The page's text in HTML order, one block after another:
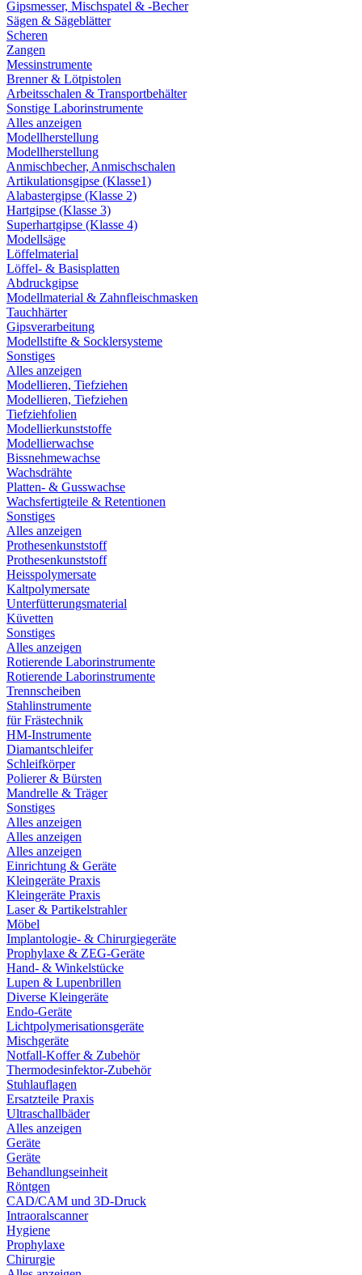
Gipsmesser, Mischspatel & -Becher
Sägen & Sägeblätter
Scheren
Zangen
Messinstrumente
Brenner & Lötpistolen
Arbeitsschalen & Transportbehälter
Sonstige Laborinstrumente
Alles anzeigen
Modellherstellung
Modellherstellung
Anmischbecher, Anmischschalen
Artikulationsgipse (Klasse1)
Alabastergipse (Klasse 2)
Hartgipse (Klasse 3)
Superhartgipse (Klasse 4)
Modellsäge
Löffelmaterial
Löffel- & Basisplatten
Abdruckgipse
Modellmaterial & Zahnfleischmasken
Tauchhärter
Gipsverarbeitung
Modellstifte & Socklersysteme
Sonstiges
Alles anzeigen
Modellieren, Tiefziehen
Modellieren, Tiefziehen
Tiefziehfolien
Modellierkunststoffe
Modellierwachse
Bissnehmewachse
Wachsdrähte
Platten- & Gusswachse
Wachsfertigteile & Retentionen
Sonstiges
Alles anzeigen
Prothesenkunststoff
Prothesenkunststoff
Heisspolymersate
Kaltpolymersate
Unterfütterungsmaterial
Küvetten
Sonstiges
Alles anzeigen
Rotierende Laborinstrumente
Rotierende Laborinstrumente
Trennscheiben
Stahlinstrumente
für Frästechnik
HM-Instrumente
Diamantschleifer
Schleifkörper
Polierer & Bürsten
Mandrelle & Träger
Sonstiges
Alles anzeigen
Alles anzeigen
Alles anzeigen
Einrichtung & Geräte
Kleingeräte Praxis
Kleingeräte Praxis
Laser & Partikelstrahler
Möbel
Implantologie- & Chirurgiegeräte
Prophylaxe & ZEG-Geräte
Hand- & Winkelstücke
Lupen & Lupenbrillen
Diverse Kleingeräte
Endo-Geräte
Lichtpolymerisationsgeräte
Mischgeräte
Notfall-Koffer & Zubehör
Thermodesinfektor-Zubehör
Stuhlauflagen
Ersatzteile Praxis
Ultraschallbäder
Alles anzeigen
Geräte
Geräte
Behandlungseinheit
Röntgen
CAD/CAM und 3D-Druck
Intraoralscanner
Hygiene
Prophylaxe
Chirurgie